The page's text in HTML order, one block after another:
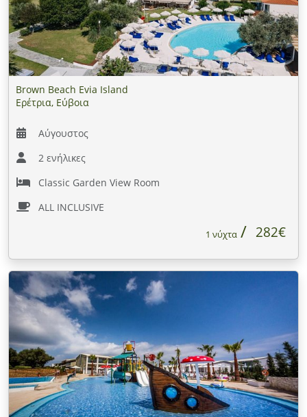
Brown Beach Evia Island
Ερέτρια, Εύβοια
Αύγουστος
2 ενήλικες
Classic Garden View Room
ALL INCLUSIVE
1 νύχτα 282€